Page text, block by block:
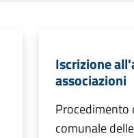
Iscrizione
associazioni
Procedimento
comunale